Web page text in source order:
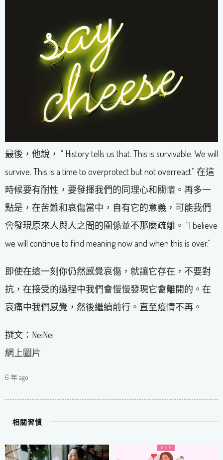
最後，他說， “ History tells us that. This is survivable. We will
survive. This is a time to overprotect but not overreact.” 在這
時候要有耐性，要發揮我們的同理心和關懷。再多一
點是，在苦難和哀傷當中，自有它的意義，可能我們
會發現原來人與人之間的關係並不那麼疏離。 “I believe
we will continue to find meaning now and when this is over.”
即使在這一刻你仍然感覺哀傷，就讓它存在，不要對
抗，在接受的過程中我們會慢慢發現它會離開的。在
哀痛中我們感覺，然後繼續前行。直至疫情不再。
撰文：NeiNei
網上圖片
6 年 ago
相關習慣